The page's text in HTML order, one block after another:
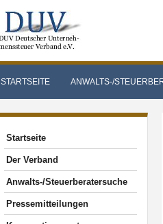
STARTSEITE ANWALTS-/
Startseite
Der Verband
Anwalts-/Steuerberatersuche
Pressemitteilungen